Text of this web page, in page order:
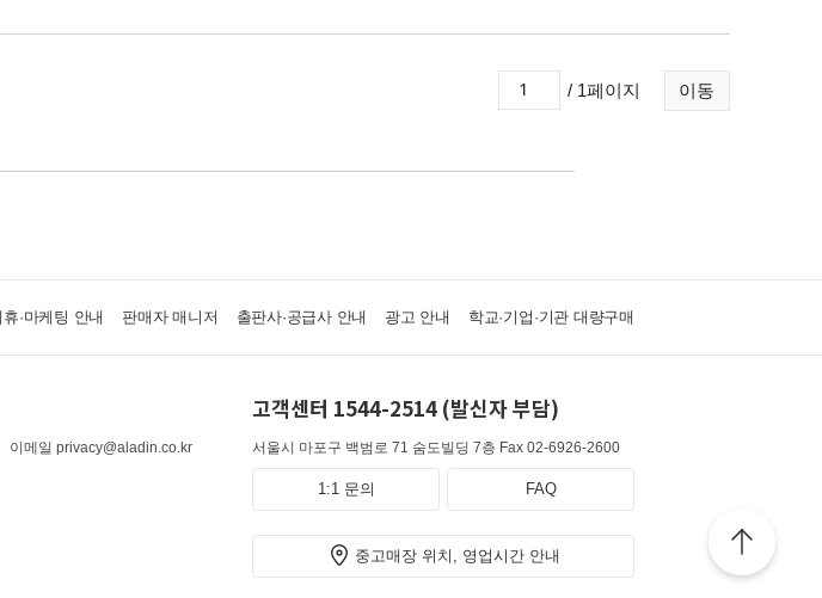
이동
/ 1페이지
휴·마케팅 안내 판매자 매니저 출판사·공급사 안내 광고 안내 학교·기업·기관 대량구매
이메일 privacy@aladin.co.kr
고객센터 1544-2514 (발신자 부담)
서울시 마포구 백범로 71 숨도빌딩 7층 Fax 02-6926-2600
1:1 문의 FAQ
중고매장 위치, 영업시간 안내